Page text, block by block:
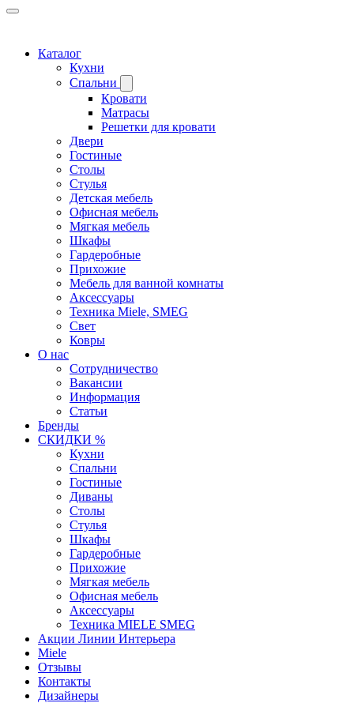
Каталог
Кухни
Спальни
Кровати
Матрасы
Решетки для кровати
Двери
Гостиные
Столы
Стулья
Детская мебель
Офисная мебель
Мягкая мебель
Шкафы
Гардеробные
Прихожие
Мебель для ванной комнаты
Аксессуары
Техника Miele, SMEG
Свет
Ковры
О нас
Сотрудничество
Вакансии
Информация
Статьи
Бренды
СКИДКИ %
Кухни
Спальни
Гостиные
Диваны
Столы
Стулья
Шкафы
Гардеробные
Прихожие
Мягкая мебель
Офисная мебель
Аксессуары
Техника MIELE SMEG
Акции Линии Интерьера
Miele
Отзывы
Контакты
Дизайнеры